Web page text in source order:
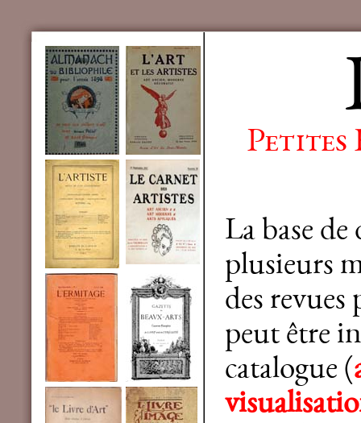
Petites
La base
plusieurs
des revues
peut être
catalogue (